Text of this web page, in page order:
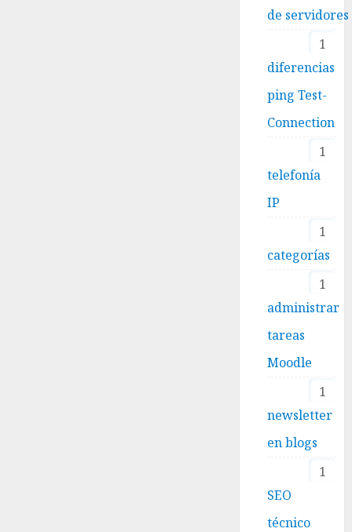
de servidores
1
diferencias
ping Test-
Connection
1
telefonía
IP
1
categorías
1
administrar
tareas
Moodle
1
newsletter
en blogs
1
SEO
técnico